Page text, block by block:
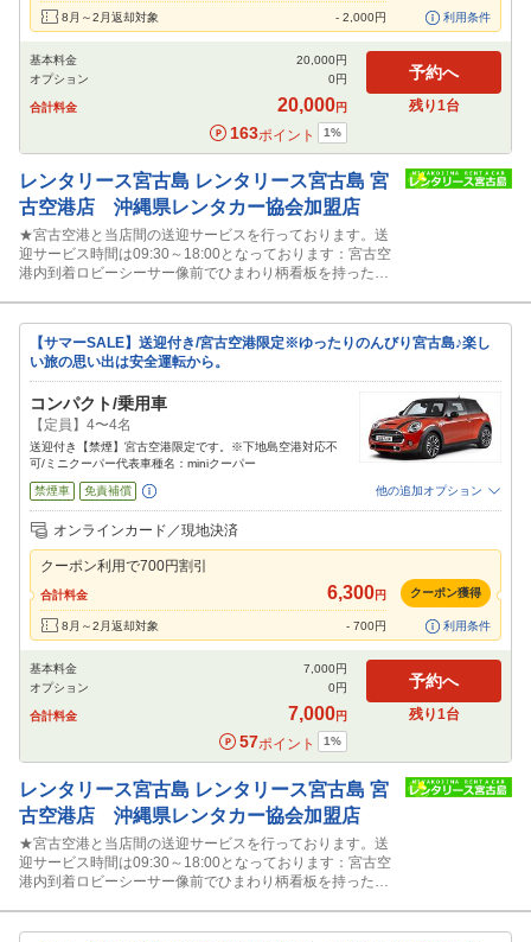
8月～2月返却対象 - 2,000円 利用条件
基本料金 20,000円
オプション
0円
合計料金 20,000円
163ポイント 1%
予約へ
残り1台
レンタリース宮古島 レンタリース宮古島 宮
古空港店 沖縄県レンタカー協会加盟店
★宮古空港と当店間の送迎サービスを行っております。送
迎サービス時間は09:30～18:00となっております：宮古空
港内到着ロビーシーサー像前でひまわり柄看板を持ったス
【サマーSALE】送迎付き/宮古空港限定※ゆったりのんびり宮古島♪楽し
い旅の思い出は安全運転から。
コンパクト/乗用車
【定員】4〜4名
送迎付き【禁煙】宮古空港限定です。※下地島空港対応不
可/ミニクーパー代表車種名：miniクーパー
禁煙車 免責補償 他の追加オプション
追加可能オプション
（次画面で選択ができます）
オンラインカード／現地決済
クーポン利用で700円割引
合計料金 6,300円
8月～2月返却対象 - 700円
クーポン獲得
利用条件
基本料金 7,000円
オプション
0円
合計料金 7,000円
57ポイント 1%
予約へ
残り1台
レンタリース宮古島 レンタリース宮古島 宮
古空港店 沖縄県レンタカー協会加盟店
★宮古空港と当店間の送迎サービスを行っております。送
迎サービス時間は09:30～18:00となっております：宮古空
港内到着ロビーシーサー像前でひまわり柄看板を持ったス